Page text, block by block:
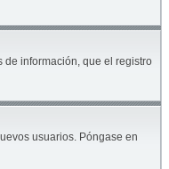
de información, que el registro
usuarios. Póngase en